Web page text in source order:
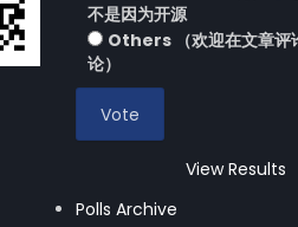
不是因为开源
Others （欢迎在文章评
论）
View Results
Polls Archive